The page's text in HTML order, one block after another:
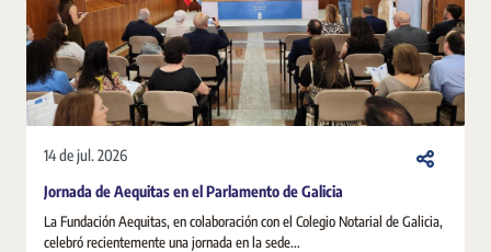
14 de jul. 2026
Jornada de Aequitas en el Parlamento de Galicia
La Fundación Aequitas, en colaboración con el Colegio Notarial de Galicia,
celebró recientemente una jornada en la sede...